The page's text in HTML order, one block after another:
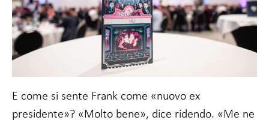
E come si sente Frank come «nuovo ex
presidente»? «Molto bene», dice ridendo. «Me ne